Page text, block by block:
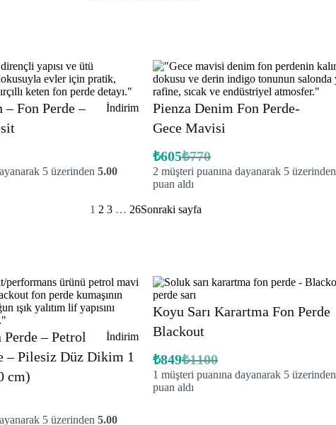
İndirimİndirimdeki
Fon Perde –
5 üzerinden 5.00
Pienza Denim Fon Perde-
Gece Mavisi
₺770
Orijinal
fiyat:
₺770.
₺605Şu
andaki
fiyat:
2 müşteri puanına dayanarak 5 üzerinden
puan aldı
1 2 3 … 26Sonraki sayfa
İndirimİndirimdeki
– Petrol
– Pilesiz Düz Dikim 1
cm)
5 üzerinden 5.00
Koyu Sarı Karartma Fon Perde
Blackout
₺1100
Orijinal
fiyat:
₺1100.
₺849 Şu
andaki
fiyat:
1 müşteri puanına dayanarak 5 üzerinden
puan aldı